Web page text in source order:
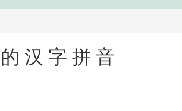
汉字拼音